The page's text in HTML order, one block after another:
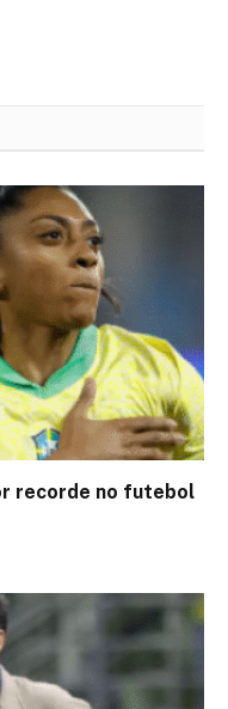
recorde no futebol